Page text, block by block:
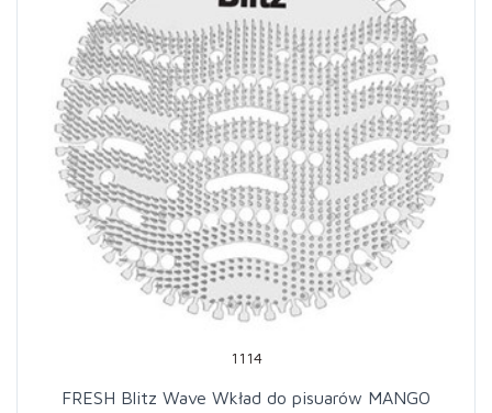
1114
FRESH Blitz Wave Wkład do pisuarów MANGO